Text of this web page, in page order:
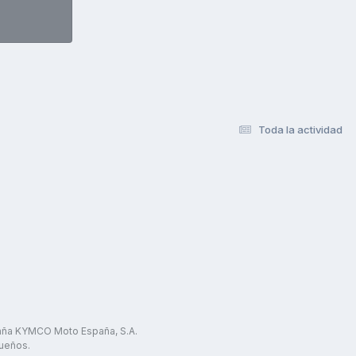
Toda la actividad
KYMCO Moto España, S.A.